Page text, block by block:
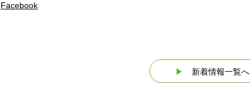
Facebook
▶ 新着情報一覧へ